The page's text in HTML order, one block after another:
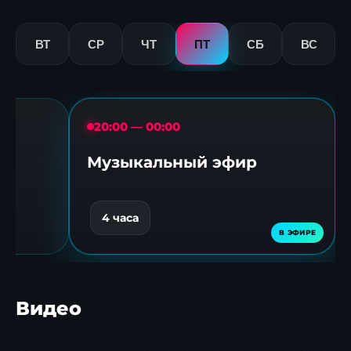
ВТ СР ЧТ ПТ СБ ВС
20:00 — 00:00
Музыкальный эфир
4 часа
Видео